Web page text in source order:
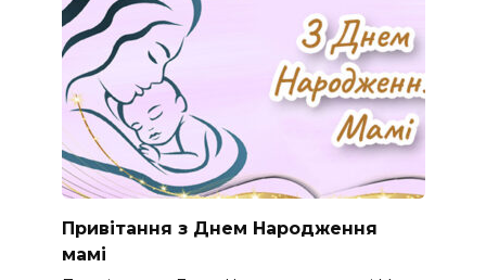
Привітання з Днем Народження
мамі